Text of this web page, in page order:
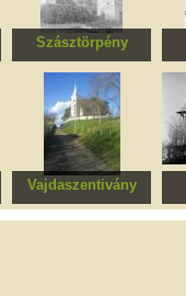
Szásztörpény
Egykori szász
evangélikus
templomegyüttes, ma
Szent M. Mc. György
ortodox templom
Vajdaszentivány
Református templom